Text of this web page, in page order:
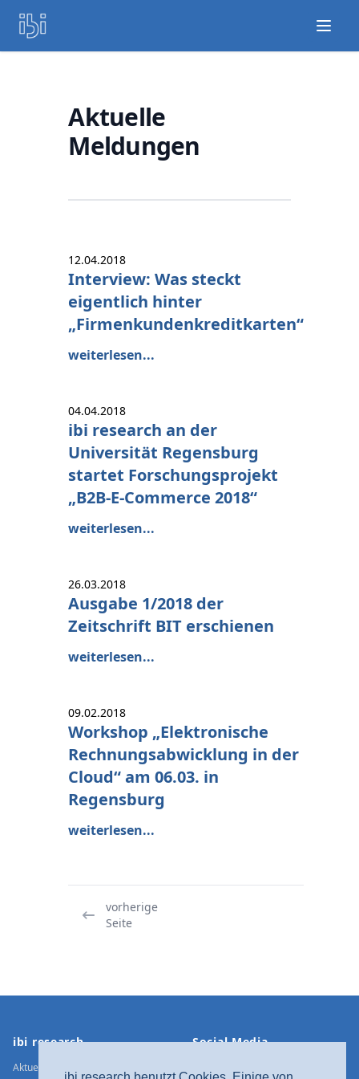
Aktuelle
Meldungen
12.04.2018
Interview: Was steckt
eigentlich hinter
„Firmenkundenkreditkarten“
weiterlesen...
04.04.2018
ibi research an der
Universität Regensburg
startet Forschungsprojekt
„B2B-E-Commerce 2018“
weiterlesen...
26.03.2018
Ausgabe 1/2018 der
Zeitschrift BIT erschienen
weiterlesen...
09.02.2018
Workshop „Elektronische
Rechnungsabwicklung in der
Cloud“ am 06.03. in
Regensburg
weiterlesen...
vorherige
Seite
ibi research
Aktuelle Meldungen
Social Media